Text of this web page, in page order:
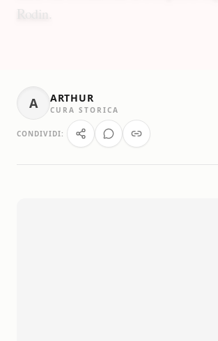
Rodin.
A ARTHUR
CURA STORICA
CONDIVIDI: